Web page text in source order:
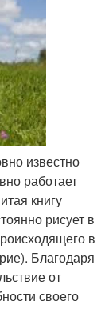
известно
работает
книгу
рисует в
в
Благодаря
от
своего